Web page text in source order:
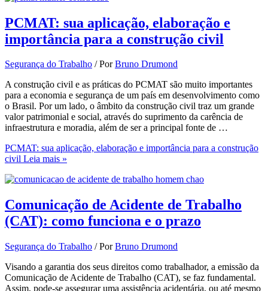
PCMAT: sua aplicação, elaboração e
importância para a construção civil
Segurança do Trabalho / PorBruno Drumond
A construção civil e as práticas do PCMAT são muito importantes
para a economia e segurança de um país em desenvolvimento como
o Brasil. Por um lado, o âmbito da construção civil traz um grande
valor patrimonial e social, através do suprimento da carência de
infraestrutura e moradia, além de ser a principal fonte de …
PCMAT: sua aplicação, elaboração e importância para a construção
civil Leia mais »
Comunicação de Acidente de Trabalho
(CAT): como funciona e o prazo
Segurança do Trabalho / PorBruno Drumond
Visando a garantia dos seus direitos como trabalhador, a emissão da
Comunicação de Acidente de Trabalho (CAT), se faz fundamental.
Assim, pode-se assegurar uma assistência acidentária, ou até mesmo